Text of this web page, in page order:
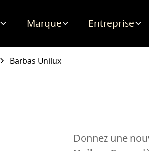
Marque Entreprise
Barbas Unilux
Donnez une